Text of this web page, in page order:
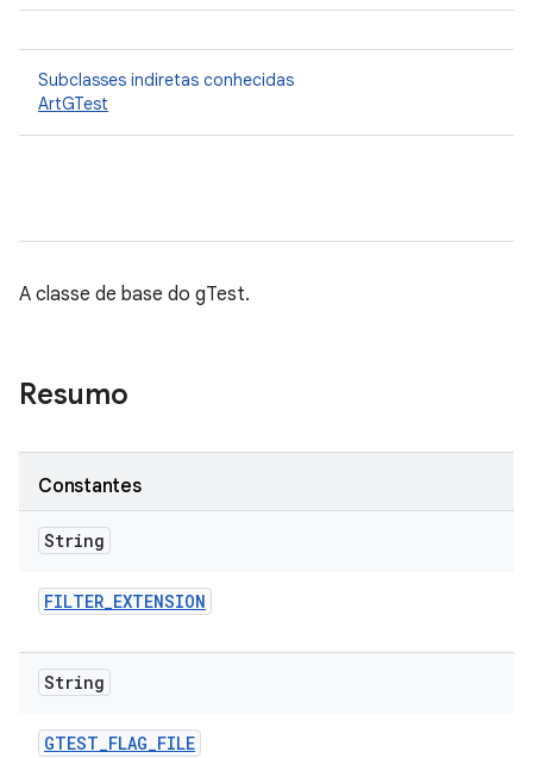
Subclasses indiretas conhecidas
ArtGTest
A classe de base do gTest.
Resumo
Constantes
String
FILTER_EXTENSION
String
GTEST_FLAG_FILE